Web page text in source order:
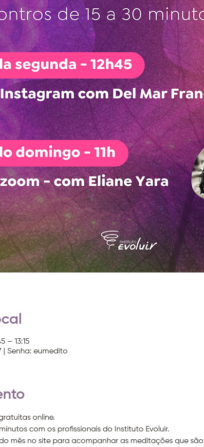
– 13:15
| Senha: eumedito
online.
com os profissionais do Instituto Evoluir.
mês no site para acompanhar as meditações que